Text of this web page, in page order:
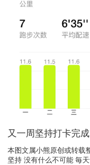
又一周坚持打卡完
本图文属小熊原创或转载
坚持 没有什么不可能 毎